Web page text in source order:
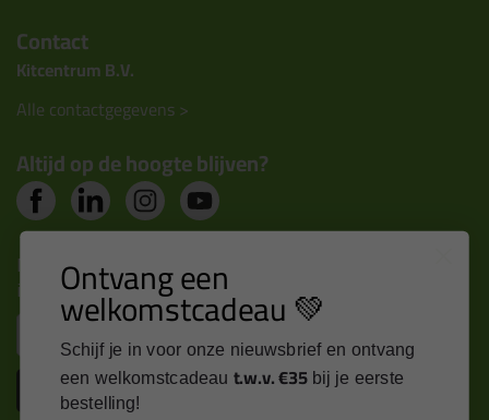
Contact
Kitcentrum B.V.
Alle contactgegevens >
Altijd op de hoogte blijven?
Nieuws, tips en exclusieve deals rechtstreeks in je
inbox
Inschrijven
Ontvang een
welkomstcadeau 💚
Schijf je in voor onze nieuwsbrief en ontvang
een welkomstcadeau t.w.v. €35 bij je eerste
bestelling!